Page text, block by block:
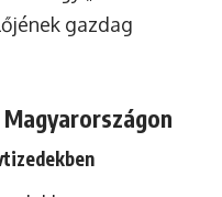
gazdag